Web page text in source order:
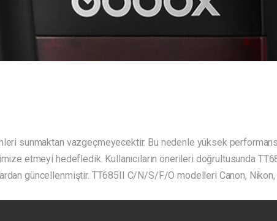
sunmaktan vazgeçmeyecektir. Bu nedenle yüksek
etmeyi hedefledik. Kullanıcıların önerileri doğrultusunda
güncellenmiştir. TT685II C/N/S/F/O modelleri Canon,